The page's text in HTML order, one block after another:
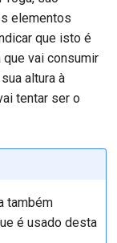
elementos
que isto é
que vai consumir
altura à
tentar ser o
também
é usado desta